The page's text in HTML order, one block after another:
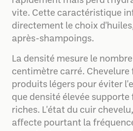
vite. Cette caractéristique
directement le choix
après-shampoings.
La densité mesure le
centimètre carré. Chevelure
produits légers pour éviter
que densité élevée
riches. L'état du cuir
affecte pourtant la